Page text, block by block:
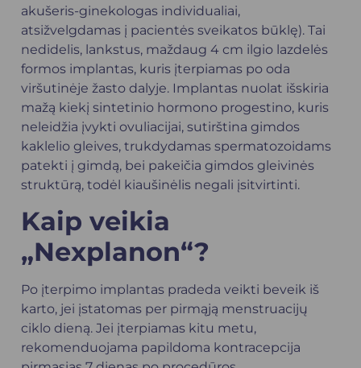
akušeris-ginekologas individualiai,
atsižvelgdamas į pacientės sveikatos būklę). Tai
nedidelis, lankstus, maždaug 4 cm ilgio lazdelės
formos implantas, kuris įterpiamas po oda
viršutinėje žasto dalyje. Implantas nuolat išskiria
mažą kiekį sintetinio hormono progestino, kuris
neleidžia įvykti ovuliacijai, sutirština gimdos
kaklelio gleives, trukdydamas spermatozoidams
patekti į gimdą, bei pakeičia gimdos gleivinės
struktūrą, todėl kiaušinėlis negali įsitvirtinti.
Kaip veikia
„Nexplanon“?
Po įterpimo implantas pradeda veikti beveik iš
karto, jei įstatomas per pirmąją menstruacijų
ciklo dieną. Jei įterpiamas kitu metu,
rekomenduojama papildoma kontracepcija